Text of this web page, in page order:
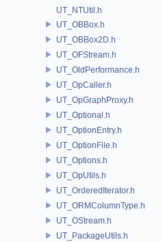
UT_NTUtil.h
UT_OBBox.h
UT_OBBox2D.h
UT_OFStream.h
UT_OldPerformance.h
UT_OpCaller.h
UT_OpGraphProxy.h
UT_Optional.h
UT_OptionEntry.h
UT_OptionFile.h
UT_Options.h
UT_OpUtils.h
UT_OrderedIterator.h
UT_ORMColumnType.h
UT_OStream.h
UT_PackageUtils.h